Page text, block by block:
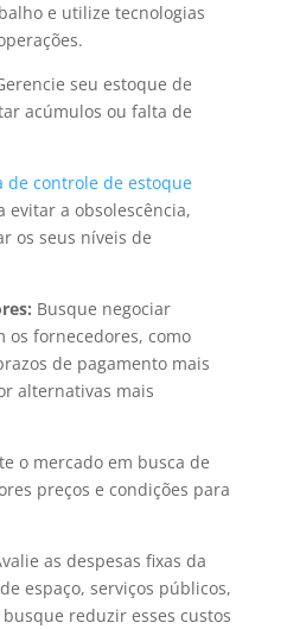
e utilize tecnologias
seu estoque de
acúmulos ou falta de
de controle de estoque
evitar a obsolescência,
os seus níveis de
Busque negociar
os fornecedores, como
de pagamento mais
alternativas mais
o mercado em busca de
preços e condições para
as despesas fixas da
espaço, serviços públicos,
reduzir esses custos